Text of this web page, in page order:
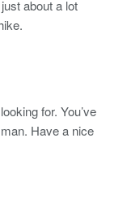
about a lot
for. You’ve
Have a nice